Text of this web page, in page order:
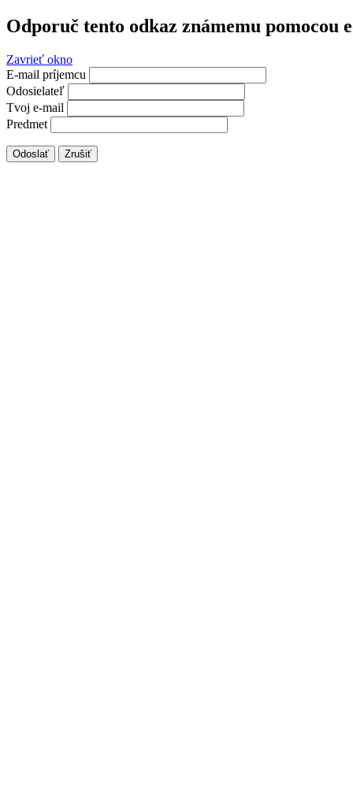
Odporuč tento odkaz známemu pomocou
Zavrieť okno
E-mail príjemcu
Odosielateľ
Tvoj e-mail
Predmet
Odoslať Zrušiť